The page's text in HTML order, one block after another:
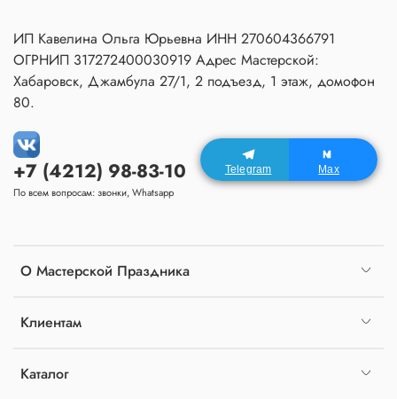
О Мастерской Праздника
Клиентам
Каталог
+7 (4212) 98-83-10
По всем вопросам: звонки, Whatsapp
ИП Кавелина Ольга Юрьевна ИНН 270604366791
ОГРНИП 317272400030919 Адрес Мастерской:
Хабаровск, Джамбула 27/1, 2 подъезд, 1 этаж, домофон
80.
Telegram Max